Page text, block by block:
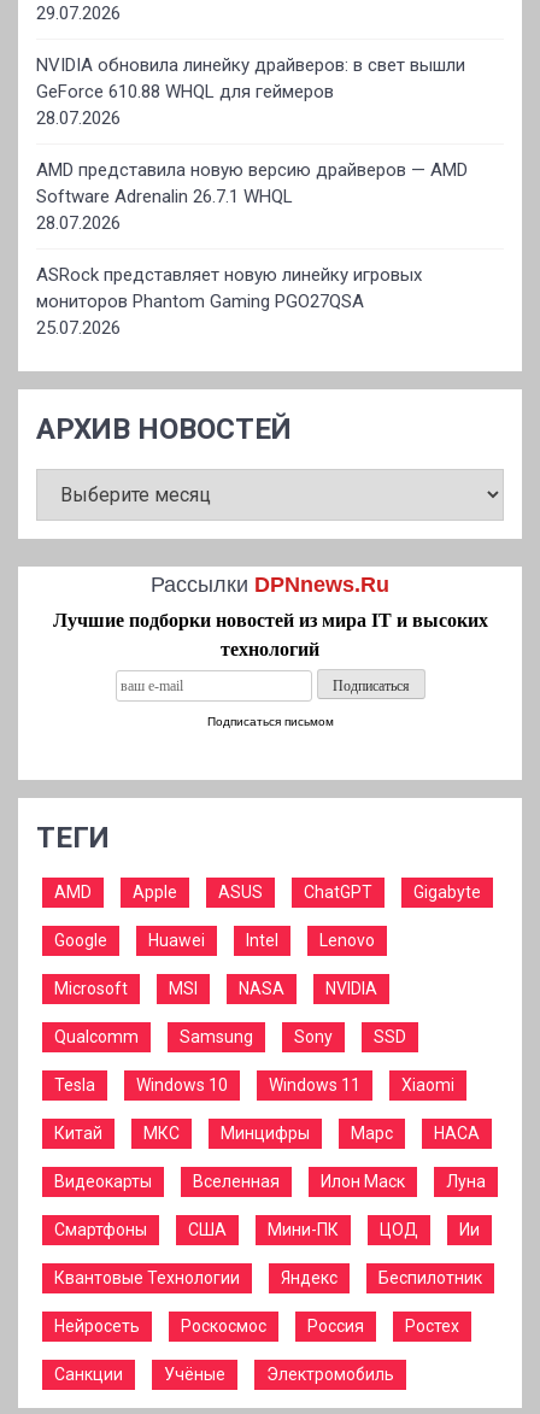
29.07.2026
NVIDIA обновила линейку драйверов: в свет вышли
GeForce 610.88 WHQL для геймеров
28.07.2026
AMD представила новую версию драйверов — AMD
Software Adrenalin 26.7.1 WHQL
28.07.2026
ASRock представляет новую линейку игровых
мониторов Phantom Gaming PGO27QSA
25.07.2026
АРХИВ НОВОСТЕЙ
НОВОСТЕЙ
Рассылки DPNnews.Ru
Лучшие подборки новостей из мира IT и высоких
технологий
Подписаться письмом
ТЕГИ
AMD Apple ASUS ChatGPT Gigabyte
Google Huawei Intel Lenovo
Microsoft MSI NASA NVIDIA
Qualcomm Samsung Sony SSD
Tesla Windows 10 Windows 11 Xiaomi
Китай МКС Минцифры Марс НАСА
Видеокарты Вселенная Илон Маск Луна
Смартфоны США Мини-ПК ЦОД Ии
Квантовые Технологии Яндекс Беспилотник
Нейросеть Роскосмос Россия Ростех
Санкции Учёные Электромобиль